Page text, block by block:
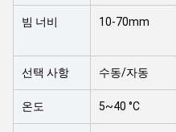
빔 너비 10-70mm
선택 사항 수동/자동
온도 5~40 °C